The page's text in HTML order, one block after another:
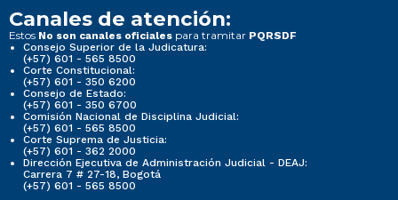
Canales de atención:
Estos No son canales oficiales para tramitar PQRSDF
Consejo Superior de la Judicatura:
(+57) 601 - 565 8500
Corte Constitucional:
(+57) 601 - 350 6200
Consejo de Estado:
(+57) 601 - 350 6700
Comisión Nacional de Disciplina Judicial:
(+57) 601 - 565 8500
Corte Suprema de Justicia:
(+57) 601 - 362 2000
Dirección Ejecutiva de Administración Judicial - DEAJ:
Carrera 7 # 27-18, Bogotá
(+57) 601 - 565 8500